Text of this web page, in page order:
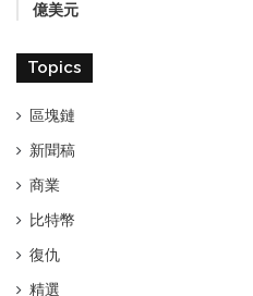
億美元
Topics
區塊鏈
新聞稿
商業
比特幣
復仇
精選